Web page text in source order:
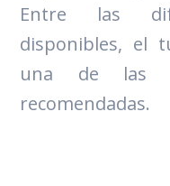
Entre las
disponibles, el
una de las
recomendadas.